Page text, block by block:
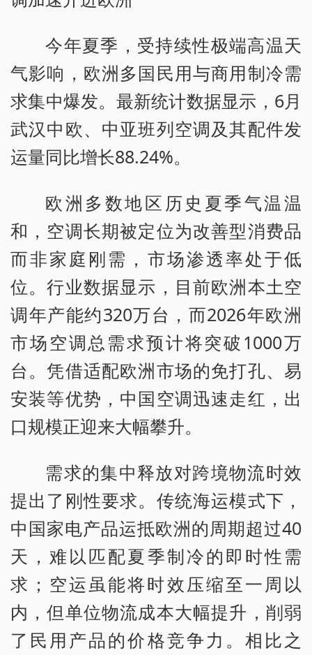
今年夏季，受持续性极端高温天
气影响，欧洲多国民用与商用制冷需
求集中爆发。最新统计数据显示，6月
武汉中欧、中亚班列空调及其配件发
运量同比增长88.24%。
欧洲多数地区历史夏季气温温
和，空调长期被定位为改善型消费品
而非家庭刚需，市场渗透率处于低
位。行业数据显示，目前欧洲本土空
调年产能约320万台，而2026年欧洲
市场空调总需求预计将突破1000万
台。凭借适配欧洲市场的免打孔、易
安装等优势，中国空调迅速走红，出
口规模正迎来大幅攀升。
需求的集中释放对跨境物流时效
提出了刚性要求。传统海运模式下，
中国家电产品运抵欧洲的周期超过40
天，难以匹配夏季制冷的即时性需
求；空运虽能将时效压缩至一周以
内，但单位物流成本大幅提升，削弱
了民用产品的价格竞争力。相比之